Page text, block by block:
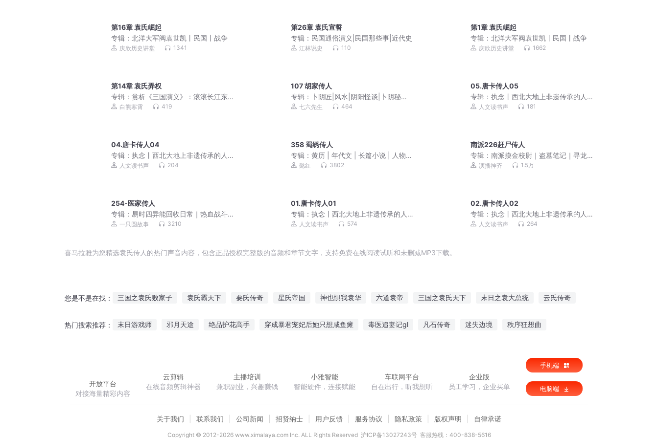
第16章 袁氏崛起
专辑： 北洋大军阀袁世凯丨民国丨战争
庆欣历史讲堂 1341
第26章 袁氏宣誓
专辑： 民国通俗演义|民国那些事|近代史
江林说史 110
第1章 袁氏崛起
专辑：北洋大军阀袁世凯丨民国丨战争
庆欣历史讲堂 1662
第14章 袁氏弄权
专辑： 赏析《三国演义》：滚滚长江东
逝水|乱世权谋三分天下
白熊寒霄 419
107 胡家传人
专辑：
卜阴匠|风水|阴阳怪谈|卜阴秘法|
奇闻七六先生 464
05.唐卡传人05
专辑：执念丨西北大地上非遗传承的人
和事人文读书声 181
04.唐卡传人04
专辑： 执念丨西北大地上非遗传承的人
和事人文读书声 204
358 蜀绣传人
专辑：黄历 | 年代文 | 长篇小说 | 人物故
事 | 往昔岁月 | 家庭伦理 | 民间文学
懿红 3802
南派226赶尸传人
专辑：南派摸金校尉｜盗墓笔记｜寻龙
秘诀｜鬼吹灯迷航昆仑墟
演播神齐 1.5万
254-医家传人
专辑： 易时四异能回收日常｜热血战斗
｜诸子百家传人
一只圆故事 3210
01.唐卡传人01
专辑：执念丨西北大地上非遗传承的人
和事人文读书声 574
02.唐卡传人02
专辑：执念丨西北大地上非遗传承的人
和事人文读书声 264
喜马拉雅为您精选袁氏传人的热门声音内容，包含正品授权完整版的音频和章节文字，支持免费在线阅读试听和未删减MP3下载。
您是不是在找： 三国之袁氏败家子 袁氏霸天下 要氏传奇 星氏帝国 神也惧我袁华 六道袁帝 三国之袁氏天下 末日之袁大总统 云氏传奇
热门搜索推荐： 末日游戏师 邪月天途 绝品护花高手 穿成暴君宠妃后她只想咸鱼瘫 毒医追妻记gl 凡石传奇 迷失边境 秩序狂想曲
开放平台
对接海量精彩内容
云剪辑
在线音频剪辑神器
主播培训
兼职副业，兴趣赚钱
小雅智能
智能硬件，连接赋能
车联网平台
自在出行，听我想听
企业版
员工学习，企业买单
手机端
电脑端
关于我们 联系我们 公司新闻 招贤纳士 用户反馈 服务协议 隐私政策 版权声明 自律承诺
Copyright © 2012-2026www.ximalaya.com lnc. ALL Rights Reserved 沪ICP备13027243号 客服热线：400-838-5616